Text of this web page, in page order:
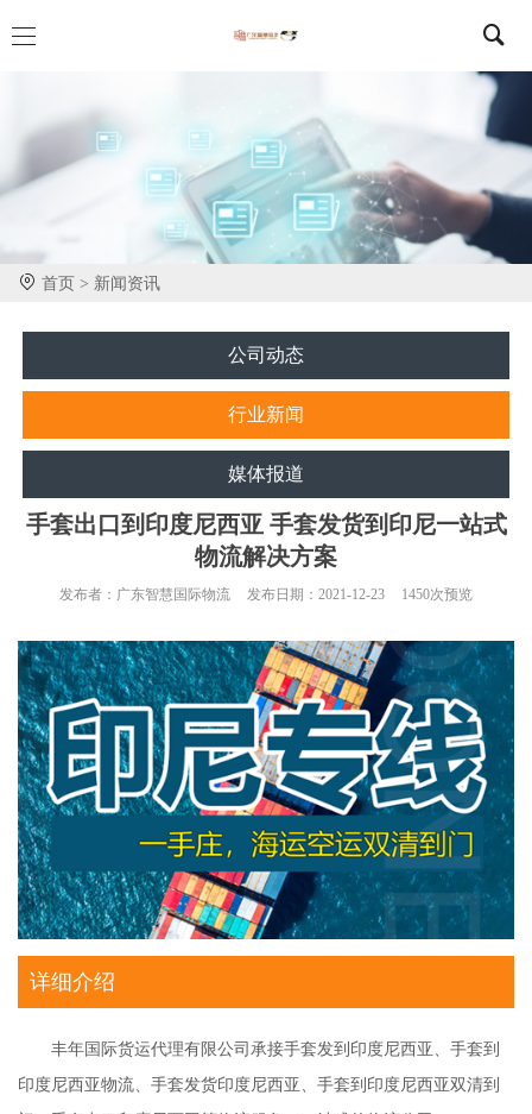
首页 > 新闻资讯
公司动态
行业新闻
媒体报道
手套出口到印度尼西亚 手套发货到印尼一站式
物流解决方案
发布者： 广东智慧国际物流 发布日期： 2021-12-23 1450次预览
详细介绍
丰年国际货运代理有限公司承接手套发到印度尼西亚、手套到
印度尼西亚物流、手套发货印度尼西亚、手套到印度尼西亚双清到